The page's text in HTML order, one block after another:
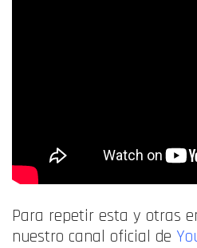
Para repetir esta y otras
nuestro canal oficial de